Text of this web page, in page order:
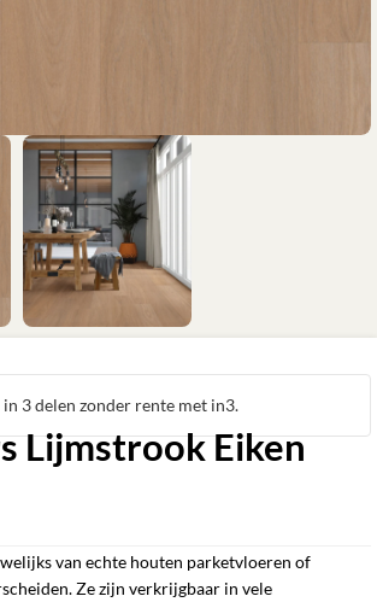
in 3 delen zonder rente met in3.
Lijmstrook Eiken
van echte houten parketvloeren of
Ze zijn verkrijgbaar in vele